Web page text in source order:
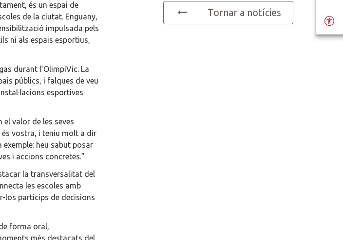
és un espai de
de la ciutat. Enguany,
impulsada pels
ni als espais esportius,
durant l’OlimpiVic. La
públics, i falques de veu
esportives
valor de les seves
és vostra, i teniu molt a dir
exemple: heu sabut posar
i accions concretes.”
la transversalitat del
les escoles amb
los partícips de decisions
forma oral,
més destacats del
Tornar a notícies